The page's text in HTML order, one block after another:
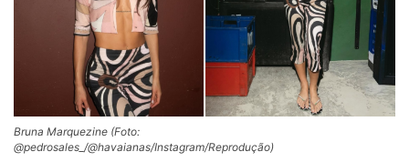
Bruna Marquezine (Foto:
@pedrosales_/@havaianas/Instagram/Reprodução)